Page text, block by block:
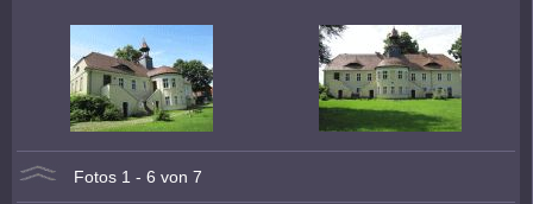
Fotos 1 - 6 von 7